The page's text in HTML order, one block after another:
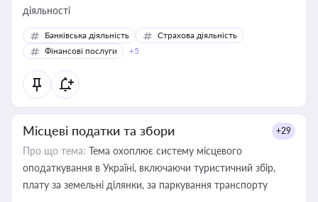
діяльності
Банківська діяльність
Страхова діяльність
Фінансові послуги
+5
Місцеві податки та збори +29
Про що тема: Тема охоплює систему місцевого
оподаткування в Україні, включаючи туристичний збір,
плату за земельні ділянки, за паркування транспорту